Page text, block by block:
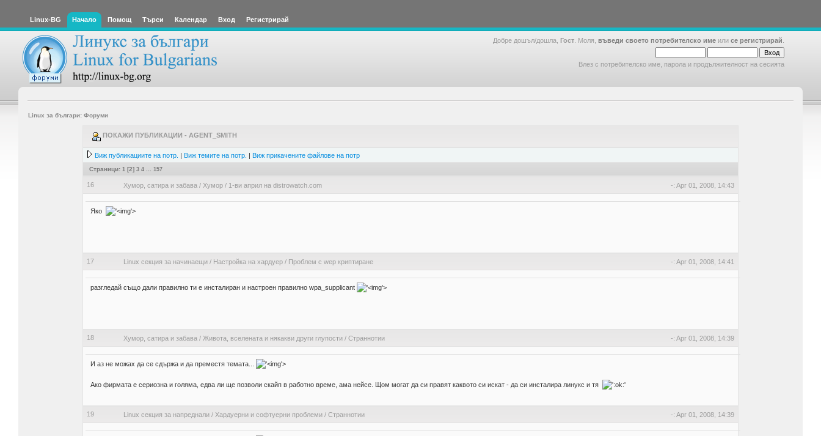
Linux-BG Начало Помощ Търси Календар Вход Регистрирай
Добре дошъл/дошла, Гост . Моля, въведи своето потребителско име или се регистрирай
Влез с потребителско име, парола и продължителност на сесията
Linux за българи: Форуми
ПОКАЖИ ПУБЛИКАЦИИ - AGENT_SMITH
Виж публикациите на потр. | Виж темите на потр. | Виж прикачените файлове на потр
Страници: 1 [2] 3 4 157
16 Хумор, сатира и забава / Хумор / 1-ви април на distrowatch.com -: Apr 01, 2008, 14:43
Яко '>
17 Linux секция за начинаещи / Настройка на хардуер / Проблем с wep криптиране -: Apr 01, 2008, 14:41
разгледай също дали правилно ти е инсталиран и настроен правилно wpa_supplicant '>
18 Хумор, сатира и забава / Живота, вселената и някакви други глупости / Страннотии -: Apr 01, 2008, 14:39
И аз не можах да се сдържа и да преместя темата... '>
Ако фирмата е сериозна и голяма, едва ли ще позволи скайп в работно време, ама нейсе. Щом могат да си правят каквото си искат - да си инсталира линукс и тя
19 Linux секция за напреднали / Хардуерни и софтуерни проблеми / Страннотии -: Apr 01, 2008, 14:39